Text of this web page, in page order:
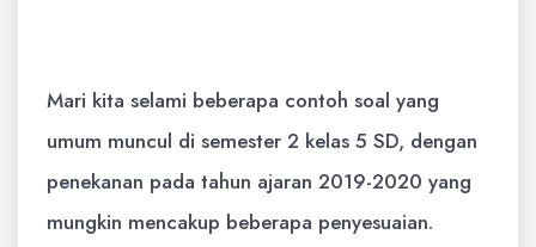
Mari kita selami beberapa contoh soal yang
umum muncul di semester 2 kelas 5 SD, dengan
penekanan pada tahun ajaran 2019-2020 yang
mungkin mencakup beberapa penyesuaian.